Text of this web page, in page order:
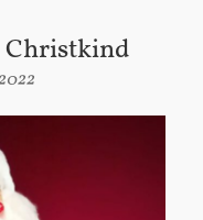
Christkind